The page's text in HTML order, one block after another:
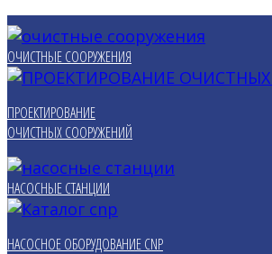
ОЧИСТНЫЕ СООРУЖЕНИЯ
ПРОЕКТИРОВАНИЕ
ОЧИСТНЫХ СООРУЖЕНИЙ
НАСОСНЫЕ СТАНЦИИ
НАСОСНОЕ ОБОРУДОВАНИЕ CNP